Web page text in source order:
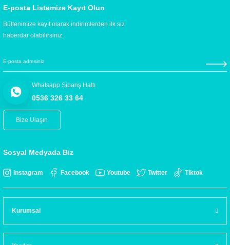
E-posta Listemize Kayıt Olun
Bültenimize kayıt olarak indirimlerden ilk siz
haberdar olabilirsiniz.
Whatsapp Sipariş Hattı
0536 326 33 64
Bize Ulaşın
Sosyal Medyada Biz
Instagram Facebook Youtube Twitter Tiktok
Kurumsal